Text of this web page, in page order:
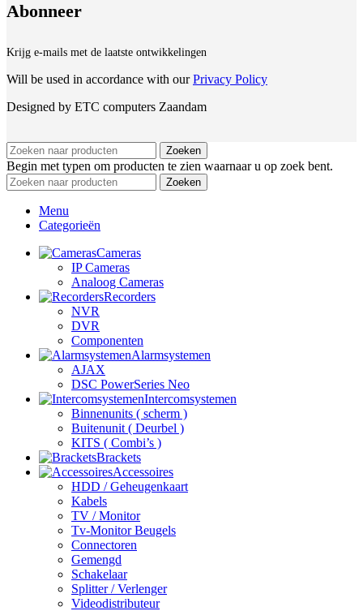
Abonneer
Krijg e-mails met de laatste ontwikkelingen
Will be used in accordance with ourPrivacy Policy
Designed by ETC computers Zaandam
Zoeken
Begin met typen om producten te zien waarnaar u op zoek bent.
Zoeken
Menu
Categorieën
Cameras
IP Cameras
Analoog Cameras
Recorders
NVR
DVR
Componenten
Alarmsystemen
AJAX
DSC PowerSeries Neo
Intercomsystemen
Binnenunits ( scherm )
Buitenunit ( Deurbel )
KITS ( Combi’s )
Brackets
Accessoires
HDD / Geheugenkaart
Kabels
TV / Monitor
Tv-Monitor Beugels
Connectoren
Gemengd
Schakelaar
Splitter / Verlenger
Videodistributeur